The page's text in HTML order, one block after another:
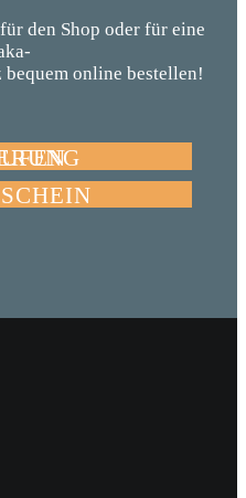
den Shop oder für eine
online bestellen!
KAUFEN